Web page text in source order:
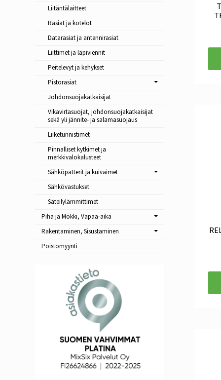
Liitäntälaitteet
Rasiat ja kotelot
Datarasiat ja antennirasiat
Liittimet ja läpiviennit
Peitelevyt ja kehykset
Pistorasiat
Johdonsuojakatkaisijat
Vikavirtasuojat, johdonsuojakatkaisijat
sekä yli jännite- ja salamasuojaus
Liiketunnistimet
Pinnalliset kytkimet ja
merkkivalokalusteet
Sähköpatterit ja kuivaimet
Sähkövastukset
Säteilylämmittimet
Piha ja Mökki, Vapaa-aika
Rakentaminen, Sisustaminen
Poistomyynti